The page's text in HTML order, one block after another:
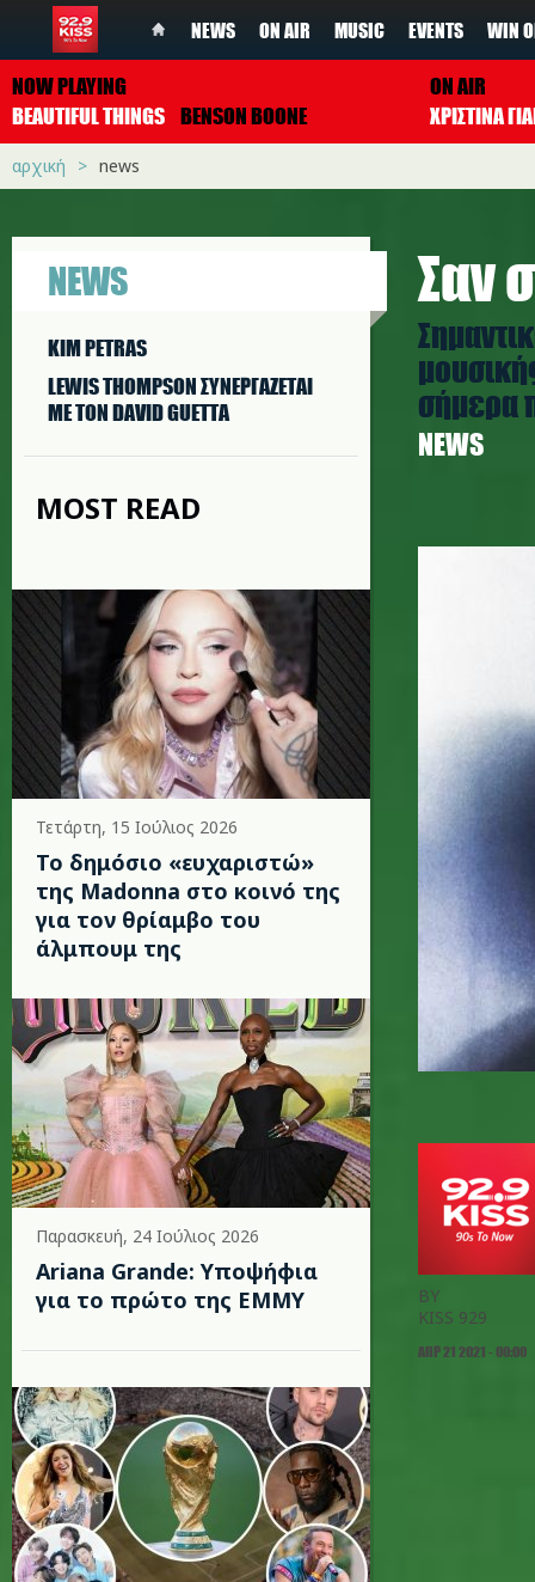
NEWS ON AIR MUSIC EVENTS WIN
NOW PLAYING
BEAUTIFUL THINGS BENSON BOONE
ON AIR
ΧΡΙΣΤΙΝΑ
αρχική news
NEWS
KIM PETRAS
LEWIS THOMPSON ΣΥΝΕΡΓAΖΕΤΑΙ
ΜΕ ΤΟΝ DAVID GUETTA
MOST READ
Τετάρτη, 15 Ιούλιος 2026
Το δημόσιο «ευχαριστώ»
της Madonna στο κοινό της
για τον θρίαμβο του
άλμπουμ της
Παρασκευή, 24 Ιούλιος 2026
Ariana Grande: Υποψήφια
για το πρώτο της EMMY
Σαν
σήμερα
NEWS
BY
KISS 929
ΑΠΡ 21 2021 - 00:00